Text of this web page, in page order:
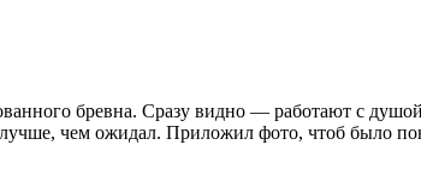
бревна. Сразу видно — работают с
чем ожидал. Приложил фото, чтоб было